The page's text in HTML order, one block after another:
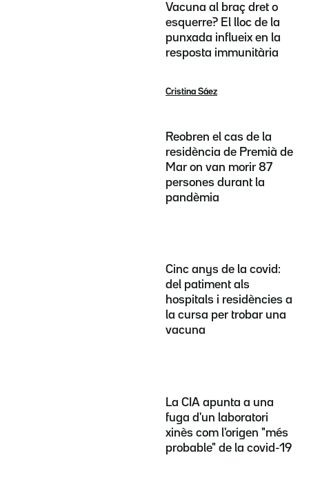
Vacuna al braç dret o
esquerre? El lloc de la
punxada influeix en la
resposta immunitària
Cristina Sáez
Reobren el cas de la
residència de Premià de
Mar on van morir 87
persones durant la
pandèmia
Cinc anys de la covid:
del patiment als
hospitals i residències a
la cursa per trobar una
vacuna
La CIA apunta a una
fuga d'un laboratori
xinès com l'origen "més
probable" de la covid-19